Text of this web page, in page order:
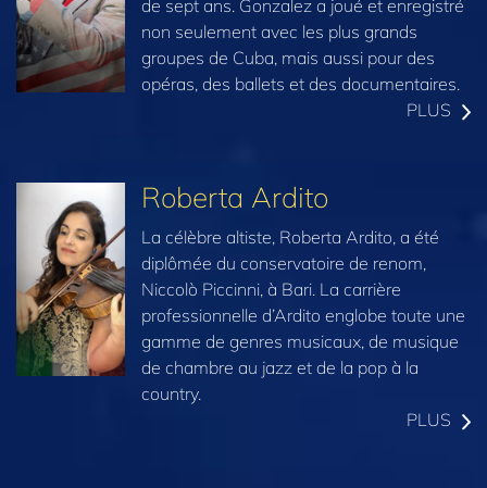
de sept ans. Gonzalez a joué et enregistré
non seulement avec les plus grands
groupes de Cuba, mais aussi pour des
opéras, des ballets et des documentaires.
PLUS
Roberta Ardito
La célèbre altiste, Roberta Ardito, a été
diplômée du conservatoire de renom,
Niccolò Piccinni, à Bari. La carrière
professionnelle d’Ardito englobe toute une
gamme de genres musicaux, de musique
de chambre au jazz et de la pop à la
country.
PLUS